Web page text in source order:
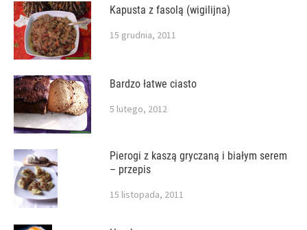
Kapusta z fasolą (wigilijna)
15 grudnia, 2011
Bardzo łatwe ciasto
5 lutego, 2012
Pierogi z kaszą gryczaną i białym serem
– przepis
15 listopada, 2011